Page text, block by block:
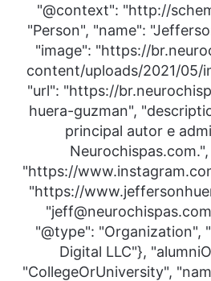
"@context": "http://
"Person", "name":
"image": "https://
content/uploads/2021/05/
"url": "https://
huera-guzman",
principal autor e
"https://
"https://
"@type": "Organization",
Digital LLC"},
"CollegeOrUniversity",